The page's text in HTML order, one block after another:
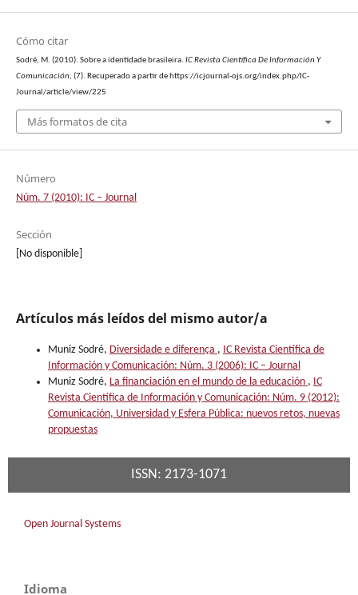
Cómo citar
Sodré, M. (2010). Sobre a identidade brasileira. IC Revista Científica De Información Y
Comunicación, (7). Recuperado a partir de https://icjournal-ojs.org/index.php/IC-
Journal/article/view/225
Más formatos de cita
Número
Núm. 7 (2010): IC – Journal
Sección
[No disponible]
Artículos más leídos del mismo autor/a
Muniz Sodré, Diversidade e diferença , IC Revista Científica de
Información y Comunicación: Núm. 3 (2006): IC – Journal
Muniz Sodré, La financiación en el mundo de la educación , IC
Revista Científica de Información y Comunicación: Núm. 9 (2012):
Comunicación, Universidad y Esfera Pública: nuevos retos, nuevas
propuestas
ISSN: 2173-1071
Open Journal Systems
Idioma